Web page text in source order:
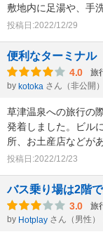
敷地内に足湯や、手
投稿日:2022/12/29
便利なターミナル
4.0 旅
by kotoka さん（非公開）
草津温泉への旅行の
発着しました。ビル
所、お土産店などが
投稿日:2022/12/23
バス乗り場は2階
3.0 旅
by Hotplay さん（男性）